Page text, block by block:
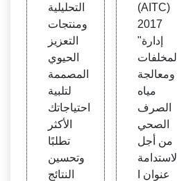
التحليلية
ومنتجات
التعزيز
الحيوي
المصممة
لتلبية
احتياجاتك
الأكثر
تطلبًا
وتحسين
النتائج
(AITC)
2017
"إدارة
المخلفات
ومعالجة
مياه
الصرف
الصحي
من أجل
الاستدامة"